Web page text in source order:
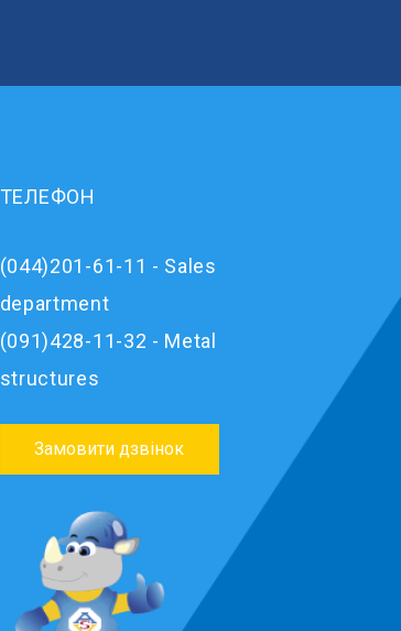
ТЕЛЕФОН
(044)201-61-11 - Sales
department
(091)428-11-32 - Metal
structures
Замовити дзвінок